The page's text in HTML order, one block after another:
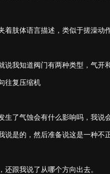
肢体语言描述，类似于搓澡动
我知道阀门有两种类型，气开
往复压缩机
了气蚀会有什么影响吗，我说
是的，然后准备说这是一种不
跟我说了从哪个方向出去。